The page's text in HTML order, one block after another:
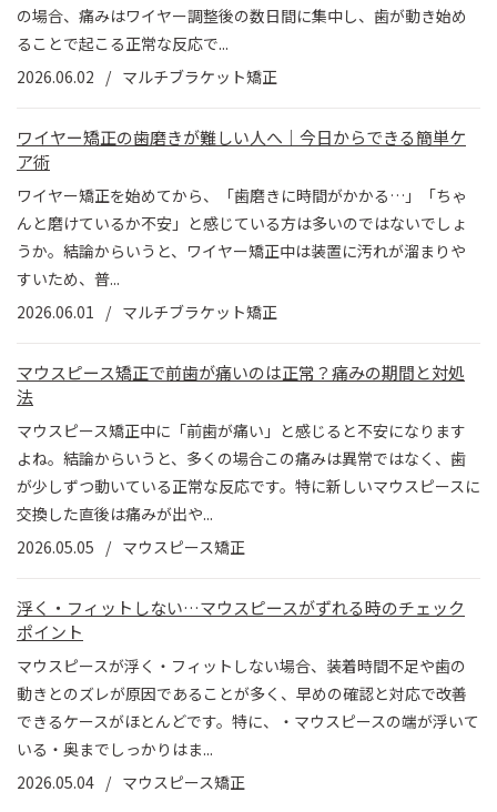
の場合、痛みはワイヤー調整後の数日間に集中し、歯が動き始め
ることで起こる正常な反応で...
2026.06.02
マルチブラケット矯正
ワイヤー矯正の歯磨きが難しい人へ｜今日からできる簡単ケ
ア術
ワイヤー矯正を始めてから、「歯磨きに時間がかかる…」「ちゃ
んと磨けているか不安」と感じている方は多いのではないでしょ
うか。結論からいうと、ワイヤー矯正中は装置に汚れが溜まりや
すいため、普...
2026.06.01
マルチブラケット矯正
マウスピース矯正で前歯が痛いのは正常？痛みの期間と対処
法
マウスピース矯正中に「前歯が痛い」と感じると不安になります
よね。結論からいうと、多くの場合この痛みは異常ではなく、歯
が少しずつ動いている正常な反応です。特に新しいマウスピースに
交換した直後は痛みが出や...
2026.05.05
マウスピース矯正
浮く・フィットしない…マウスピースがずれる時のチェック
ポイント
マウスピースが浮く・フィットしない場合、装着時間不足や歯の
動きとのズレが原因であることが多く、早めの確認と対応で改善
できるケースがほとんどです。特に、・マウスピースの端が浮いて
いる・奥までしっかりはま...
2026.05.04
マウスピース矯正